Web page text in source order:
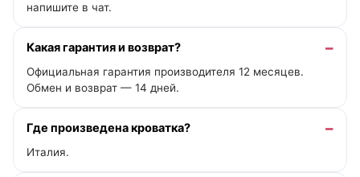
напишите в чат.
Какая гарантия и возврат?
Официальная гарантия производителя 12 месяцев.
Обмен и возврат — 14 дней.
Где произведена кроватка?
Италия.